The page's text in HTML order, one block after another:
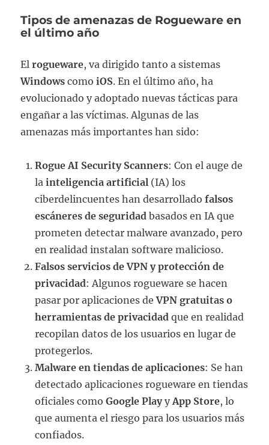
Tipos de amenazas de Rogueware en
el último año
Elrogueware, va dirigido tanto a sistemas
Windows comoiOS. En el último año, ha
evolucionado y adoptado nuevas tácticas para
engañar a las víctimas. Algunas de las
amenazas más importantes han sido:
Rogue AI Security Scanners: Con el auge de
la inteligencia artificial (IA) los
ciberdelincuentes han desarrolladofalsos
escáneres de seguridad basados en IA que
prometen detectar malware avanzado, pero
en realidad instalan software malicioso.
Falsos servicios de VPN y protección de
privacidad: Algunos rogueware se hacen
pasar por aplicaciones deVPN gratuitas o
herramientas de privacidad que en realidad
recopilan datos de los usuarios en lugar de
protegerlos.
Malware en tiendas de aplicaciones: Se han
detectado aplicaciones rogueware en tiendas
oficiales comoGoogle PlayyApp Store, lo
que aumenta el riesgo para los usuarios más
confiados.